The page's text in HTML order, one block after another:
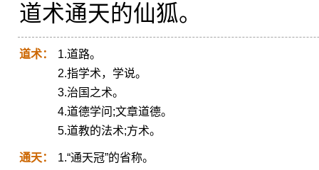
道术通天的仙狐。
道术：
1.道路。
2.指学术，学说。
3.治国之术。
4.道德学问;文章道德。
5.道教的法术;方术。
通天：
1.“通天冠”的省称。